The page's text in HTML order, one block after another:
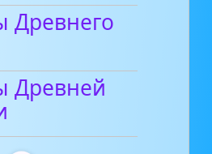
Древней